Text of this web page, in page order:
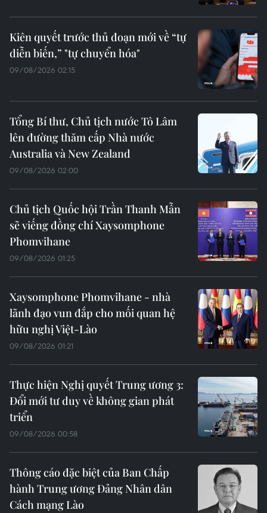
Kiên quyết trước thủ đoạn mới về “tự
diễn biến,” "tự chuyển hóa"
09/08/2026 02:15
Tổng Bí thư, Chủ tịch nước Tô Lâm
lên đường thăm cấp Nhà nước
Australia và New Zealand
09/08/2026 02:00
Chủ tịch Quốc hội Trần Thanh Mẫn
sẽ viếng đồng chí Xaysomphone
Phomvihane
09/08/2026 01:25
Xaysomphone Phomvihane - nhà
lãnh đạo vun đắp cho mối quan hệ
hữu nghị Việt-Lào
09/08/2026 01:21
Thực hiện Nghị quyết Trung ương 3:
Đổi mới tư duy về không gian phát
triển
09/08/2026 00:58
Thông cáo đặc biệt của Ban Chấp
hành Trung ương Đảng Nhân dân
Cách mạng Lào